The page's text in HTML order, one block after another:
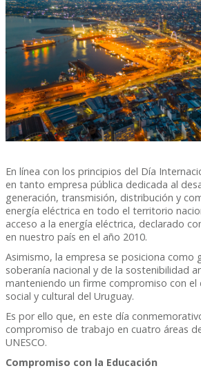
En línea con los principios del Día
en tanto empresa pública dedicada al
generación, transmisión, distribución y
energía eléctrica en todo el territorio
acceso a la energía eléctrica, declarado
en nuestro país en el año 2010.
Asimismo, la empresa se posiciona como
soberanía nacional y de la sostenibilidad
manteniendo un firme compromiso con el
social y cultural del Uruguay.
Es por ello que, en este día
compromiso de trabajo en cuatro áreas
UNESCO.
Compromiso con la Educación